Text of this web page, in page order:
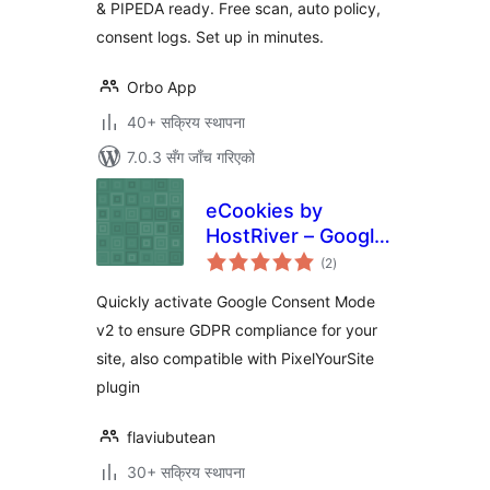
& PIPEDA ready. Free scan, auto policy,
consent logs. Set up in minutes.
Orbo App
40+ सक्रिय स्थापना
7.0.3 सँग जाँच गरिएको
eCookies by
HostRiver – Google
Consent Mode v2
Banner Integration
(2कुल
रेटिङ्गहरू
)
Quickly activate Google Consent Mode
v2 to ensure GDPR compliance for your
site, also compatible with PixelYourSite
plugin
flaviubutean
30+ सक्रिय स्थापना